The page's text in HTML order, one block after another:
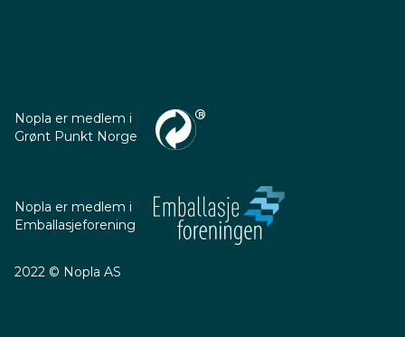
Nopla er medlem i
Grønt Punkt Norge
Nopla er medlem i
Emballasjeforening
2022 © Nopla AS